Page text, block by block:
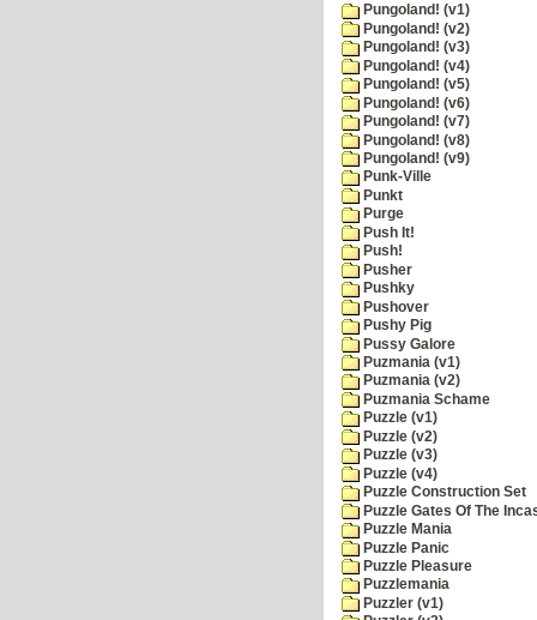
Pungoland! (v1)
Pungoland! (v2)
Pungoland! (v3)
Pungoland! (v4)
Pungoland! (v5)
Pungoland! (v6)
Pungoland! (v7)
Pungoland! (v8)
Pungoland! (v9)
Punk-Ville
Punkt
Purge
Push It!
Push!
Pusher
Pushky
Pushover
Pushy Pig
Pussy Galore
Puzmania (v1)
Puzmania (v2)
Puzmania Schame
Puzzle (v1)
Puzzle (v2)
Puzzle (v3)
Puzzle (v4)
Puzzle Construction Set
Puzzle Gates Of The
Puzzle Mania
Puzzle Panic
Puzzle Pleasure
Puzzlemania
Puzzler (v1)